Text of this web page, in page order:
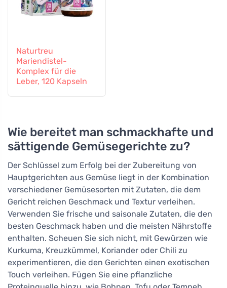
Naturtreu
Mariendistel-
Komplex für die
Leber, 120 Kapseln
Wie bereitet man schmackhafte und
sättigende Gemüsegerichte zu?
Der Schlüssel zum Erfolg bei der Zubereitung von
Hauptgerichten aus Gemüse liegt in der Kombination
verschiedener Gemüsesorten mit Zutaten, die dem
Gericht reichen Geschmack und Textur verleihen.
Verwenden Sie frische und saisonale Zutaten, die den
besten Geschmack haben und die meisten Nährstoffe
enthalten. Scheuen Sie sich nicht, mit Gewürzen wie
Kurkuma, Kreuzkümmel, Koriander oder Chili zu
experimentieren, die den Gerichten einen exotischen
Touch verleihen. Fügen Sie eine pflanzliche